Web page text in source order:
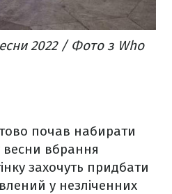
2022 / Фото з Who
почав набирати
весни вбрання
захочуть придбати
у незліченних